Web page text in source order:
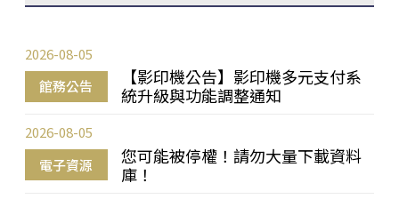
館務公告
【影印機公告】影印機多元支付系
統升級與功能調整通知
2026-08-05
電子資源
您可能被停權！請勿大量下載資料
庫！
2026-08-05